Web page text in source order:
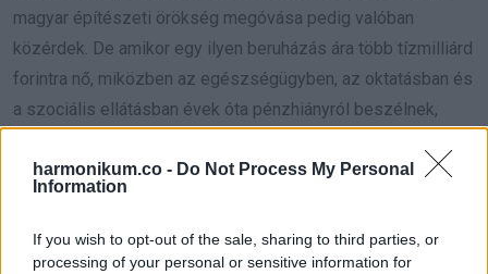
harmonikum.co - Do Not Process My Personal
Information
If you wish to opt-out of the sale, sharing to third parties, or
processing of your personal or sensitive information for
magyar építészeti örökség megóvása pedig valóban
közérdek. De amikor egy ilyen beruházás ára több tízmilliárd
forintra nő, miközben az egészségügyben, az oktatásban és
a szociális ellátásban évek óta pénzhiányról beszélnek,
lesz belőle. Magyar Péter éppen ezt a kontrasztot mutatta
vannak, hanem azzal, ha a hatalom ezekből
luxusmunkahelyeket épít magának, miközben a